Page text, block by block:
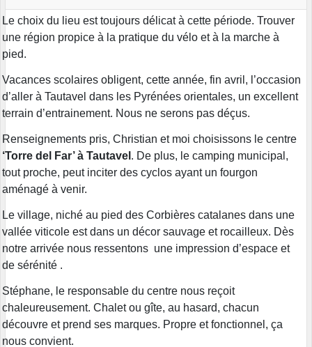
Le choix du lieu est toujours délicat à cette période. Trouver
une région propice à la pratique du vélo et à la marche à
pied.
Vacances scolaires obligent, cette année, fin avril, l’occasion
d’aller à Tautavel dans les Pyrénées orientales, un excellent
terrain d’entrainement. Nous ne serons pas déçus.
Renseignements pris, Christian et moi choisissons le centre
‘Torre del Far’ à Tautavel . De plus, le camping municipal,
tout proche, peut inciter des cyclos ayant un fourgon
aménagé à venir.
Le village, niché au pied des Corbières catalanes dans une
vallée viticole est dans un décor sauvage et rocailleux. Dès
notre arrivée nous ressentons une impression d’espace et
de sérénité .
Stéphane, le responsable du centre nous reçoit
chaleureusement. Chalet ou gîte, au hasard, chacun
découvre et prend ses marques. Propre et fonctionnel, ça
nous convient.